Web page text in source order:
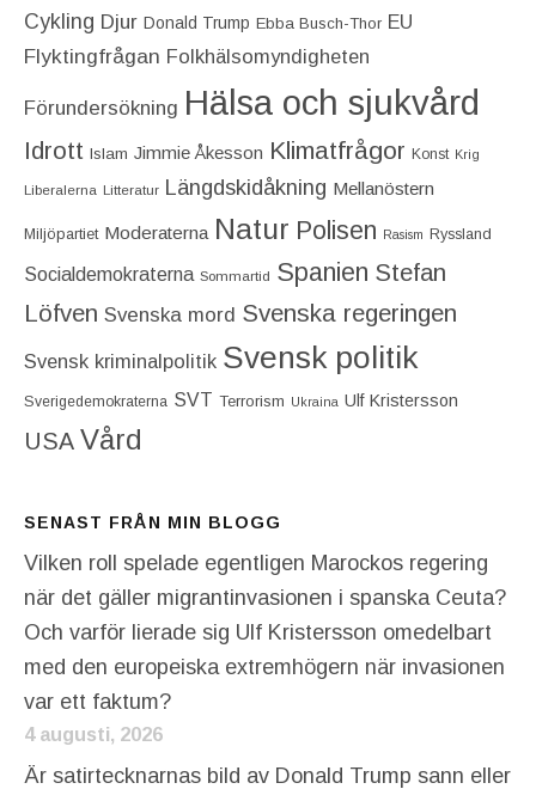
Cykling Djur Donald Trump Ebba Busch-Thor EU
Flyktingfrågan Folkhälsomyndigheten
Förundersökning Hälsa och sjukvård
Idrott Islam Jimmie Åkesson Klimatfrågor Konst Krig
Liberalerna Litteratur Längdskidåkning Mellanöstern
Miljöpartiet Moderaterna Natur Polisen Rasism Ryssland
Socialdemokraterna Sommartid Spanien Stefan
Löfven Svenska mord Svenska regeringen
Svensk kriminalpolitik Svensk politik
Sverigedemokraterna SVT Terrorism Ukraina Ulf Kristersson
USA Vård
SENAST FRÅN MIN BLOGG
Vilken roll spelade egentligen Marockos regering
när det gäller migrantinvasionen i spanska Ceuta?
Och varför lierade sig Ulf Kristersson omedelbart
med den europeiska extremhögern när invasionen
var ett faktum?
4 augusti, 2026
Är satirtecknarnas bild av Donald Trump sann eller